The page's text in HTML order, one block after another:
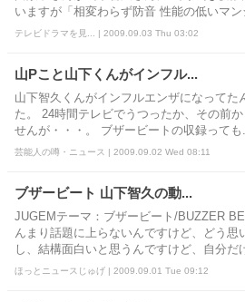
いますが「相変わらず防音 性能の低いマン
テレビドラマを見... | 2009.09.03 Thu 03:02
山Pこと山下くんがインフル...
山下智久くんがインフルエンザになってた
た。 24時間テレビでうつったか、その前
せんが・・・。 ブザービートの収録っても
芸能人の噂・ニュース | 2009.09.02 Wed 08:11
ブザービート 山下智久の動...
JUGEMテーマ：ブザービート/BUZZER
んまり話題に上らないんですけど、どう思
し、結構面白いと思うんですけど、自分だ
ほっとニュースじゅげ | 2009.09.01 Tue 09:12